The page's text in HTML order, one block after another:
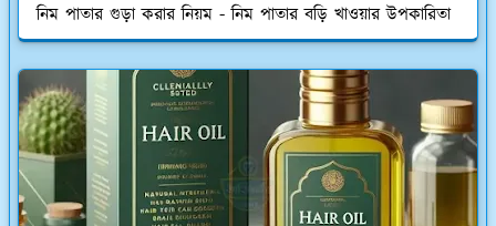
নিম পাতার গুড়া করার নিয়ম - নিম পাতার বড়ি খাওয়ার উপকারিতা